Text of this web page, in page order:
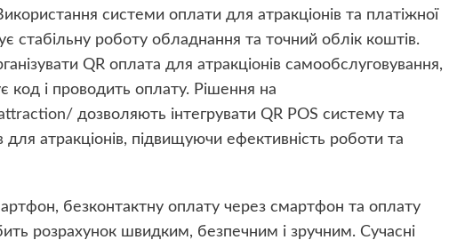
системи оплати для атракціонів та платіжної
стабільну роботу обладнання та точний облік коштів.
QR оплата для атракціонів самообслуговування,
код і проводить оплату. Рішення на
дозволяють інтегрувати QR POS систему та
атракціонів, підвищуючи ефективність роботи та
безконтактну оплату через смартфон та оплату
розрахунок швидким, безпечним і зручним. Сучасні